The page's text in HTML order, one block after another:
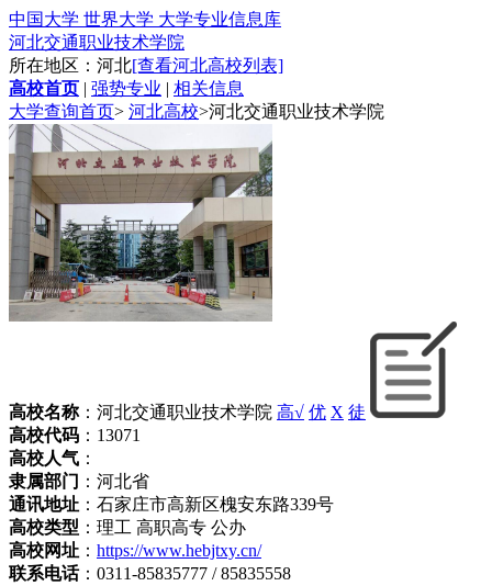
中国大学 世界大学 大学专业信息库
河北交通职业技术学院
所在地区：河北[查看河北高校列表]
高校首页 | 强势专业 | 相关信息
大学查询首页> 河北高校>河北交通职业技术学院
高校名称：河北交通职业技术学院 高√ 优 X 徒
高校代码 ：13071
高校人气 ：
隶属部门 ：河北省
通讯地址 ：石家庄市高新区槐安东路339号
高校类型 ：理工 高职高专 公办
高校网址 ： https://www.hebjtxy.cn/
联系电话：0311-85835777 / 85835558